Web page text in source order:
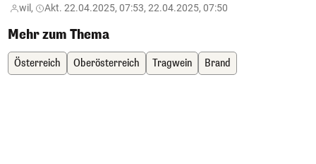
wil, Akt. 22.04.2025, 07:53, 22.04.2025, 07:50
Mehr zum Thema
Österreich Oberösterreich Tragwein Brand